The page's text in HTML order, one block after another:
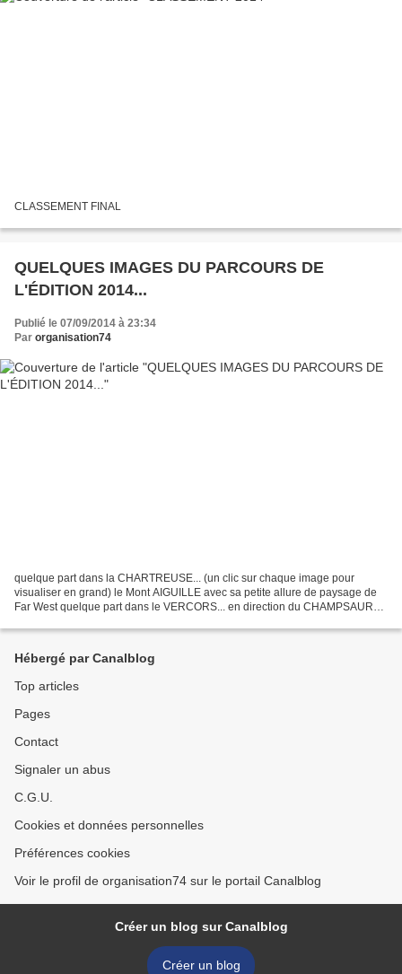
CLASSEMENT FINAL
QUELQUES IMAGES DU PARCOURS DE
L'ÉDITION 2014...
Publié le 07/09/2014 à 23:34
Par organisation74
quelque part dans la CHARTREUSE... (un clic sur chaque image pour
visualiser en grand) le Mont AIGUILLE avec sa petite allure de paysage de
Far West quelque part dans le VERCORS... en direction du CHAMPSAUR
Hébergé par Canalblog
Top articles
Pages
Contact
Signaler un abus
C.G.U.
Cookies et données personnelles
Préférences cookies
Voir le profil de organisation74 sur le portail Canalblog
Créer un blog sur Canalblog
Créer un blog